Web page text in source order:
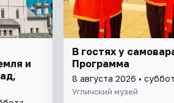
и
В гостях у
Программа
8 августа 2026 •
Угличский музей